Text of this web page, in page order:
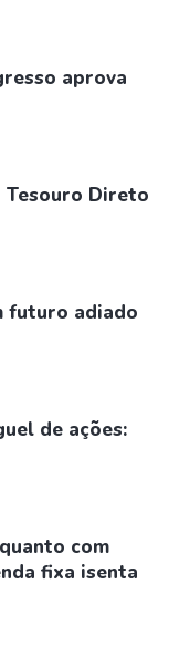
aprova
Tesouro Direto
futuro adiado
de ações:
com
fixa isenta